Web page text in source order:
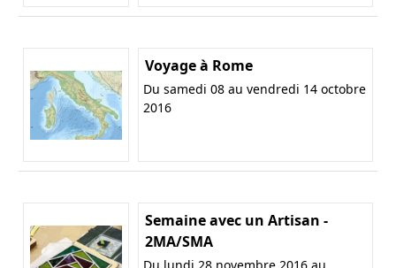
Voyage à Rome
Du samedi 08 au vendredi 14 octobre
2016
Semaine avec un Artisan -
2MA/SMA